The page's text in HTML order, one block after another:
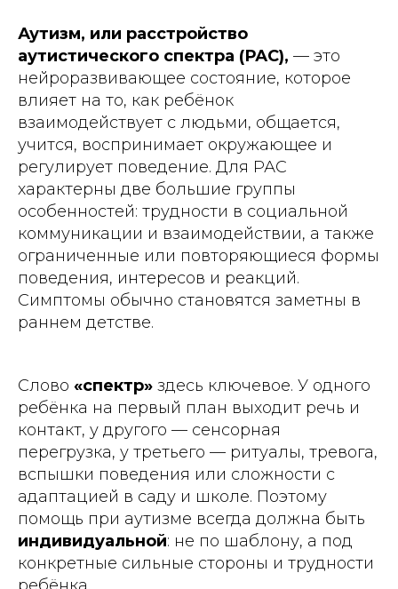
Аутизм, или расстройство
аутистического спектра (РАС), — это
нейроразвивающее состояние, которое
влияет на то, как ребёнок
взаимодействует с людьми, общается,
учится, воспринимает окружающее и
регулирует поведение. Для РАС
характерны две большие группы
особенностей: трудности в социальной
коммуникации и взаимодействии, а также
ограниченные или повторяющиеся формы
поведения, интересов и реакций.
Симптомы обычно становятся заметны в
раннем детстве.
Слово «спектр» здесь ключевое. У одного
ребёнка на первый план выходит речь и
контакт, у другого — сенсорная
перегрузка, у третьего — ритуалы, тревога,
вспышки поведения или сложности с
адаптацией в саду и школе. Поэтому
помощь при аутизме всегда должна быть
индивидуальной: не по шаблону, а под
конкретные сильные стороны и трудности